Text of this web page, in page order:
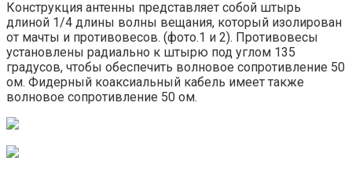
Конструкция антенны представляет собой штырь
длиной 1/4 длины волны вещания, который изолирован
от мачты и противовесов. (фото.1 и 2). Противовесы
установлены радиально к штырю под углом 135
градусов, чтобы обеспечить волновое сопротивление 50
ом. Фидерный коаксиальный кабель имеет также
волновое сопротивление 50 ом.